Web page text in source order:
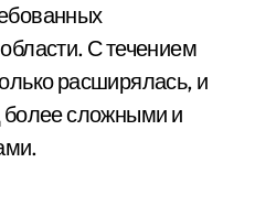
С течением
расширялась, и
более сложными и